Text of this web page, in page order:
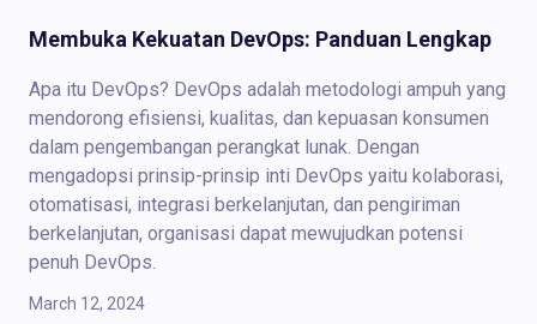
Membuka Kekuatan DevOps: Panduan Lengkap
Apa itu DevOps? DevOps adalah metodologi ampuh yang
mendorong efisiensi, kualitas, dan kepuasan konsumen
dalam pengembangan perangkat lunak. Dengan
mengadopsi prinsip-prinsip inti DevOps yaitu kolaborasi,
otomatisasi, integrasi berkelanjutan, dan pengiriman
berkelanjutan, organisasi dapat mewujudkan potensi
penuh DevOps.
March 12, 2024